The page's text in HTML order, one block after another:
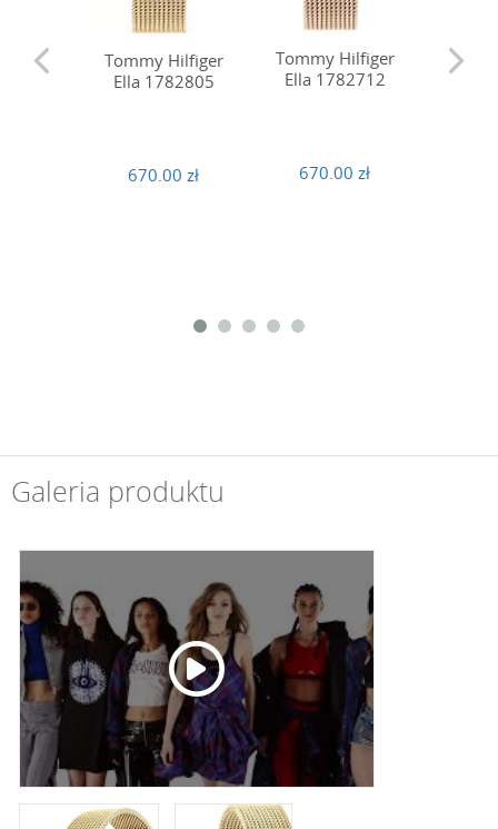
Tommy Hilfiger
Ella 1782805
670.00 zł
Tommy Hilfiger
Ella 1782712
670.00 zł
Galeria produktu